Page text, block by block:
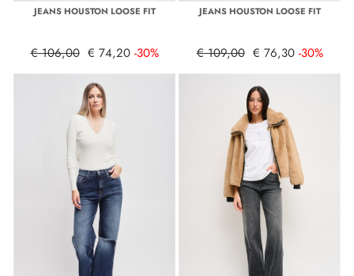
JEANS HOUSTON LOOSE FIT
€ 106,00 € 74,20 -30%
JEANS HOUSTON LOOSE FIT
€ 109,00 € 76,30 -30%